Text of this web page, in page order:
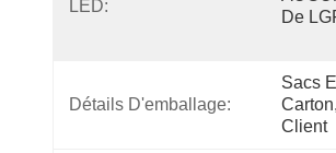
LED:
De
Détails D'emballage:
Sacs
Client